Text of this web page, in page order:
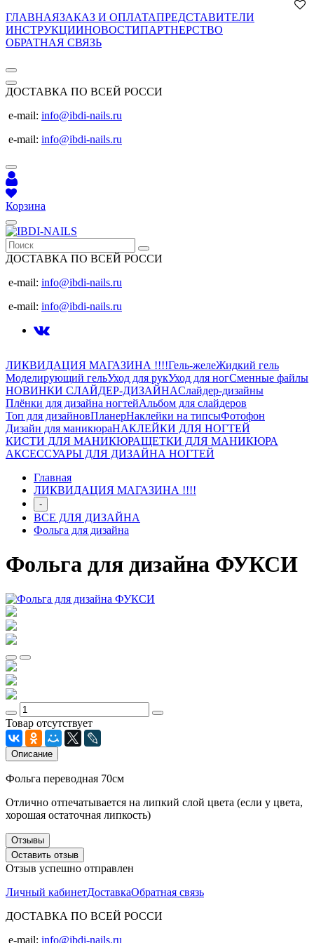
ГЛАВНАЯЗАКАЗ И ОПЛАТАПРЕДСТАВИТЕЛИ
ИНСТРУКЦИИНОВОСТИПАРТНЕРСТВО
ОБРАТНАЯ СВЯЗЬ
ДОСТАВКА ПО ВСЕЙ РОССИ
e-mail: info@ibdi-nails.ru
e-mail: info@ibdi-nails.ru
Корзина
ДОСТАВКА ПО ВСЕЙ РОССИ
e-mail: info@ibdi-nails.ru
e-mail: info@ibdi-nails.ru
ЛИКВИДАЦИЯ МАГАЗИНА !!!!Гель-желеЖидкий гель
Моделирующий гельУход для рукУход для ногСменные файлы
НОВИНКИ СЛАЙДЕР-ДИЗАЙНАСлайдер-дизайны
Плёнки для дизайна ногтейАльбом для слайдеров
Топ для дизайновПланерНаклейки на типсыФотофон
Дизайн для маникюраНАКЛЕЙКИ ДЛЯ НОГТЕЙ
КИСТИ ДЛЯ МАНИКЮРАЩЕТКИ ДЛЯ МАНИКЮРА
АКСЕССУАРЫ ДЛЯ ДИЗАЙНА НОГТЕЙ
Главная
ЛИКВИДАЦИЯ МАГАЗИНА !!!!
-
ВСЕ ДЛЯ ДИЗАЙНА
Фольга для дизайна
Фольга для дизайна ФУКСИ
Товар отсутствует
Описание
Фольга переводная 70см
Отлично отпечатывается на липкий слой цвета (если у цвета,
хорошая остаточная липкость)
Отзывы
Оставить отзыв
Отзыв успешно отправлен
Личный кабинетДоставкаОбратная связь
ДОСТАВКА ПО ВСЕЙ РОССИ
e-mail: info@ibdi-nails.ru